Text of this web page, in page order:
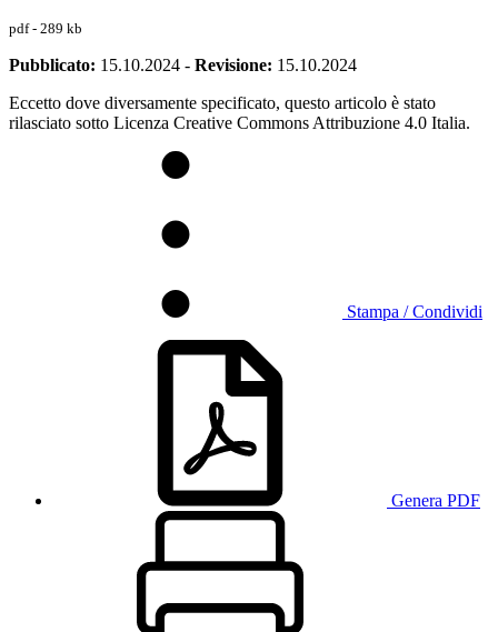
pdf - 289 kb
Pubblicato: 15.10.2024 - Revisione: 15.10.2024
Eccetto dove diversamente specificato, questo articolo è stato
rilasciato sotto Licenza Creative Commons Attribuzione 4.0 Italia.
Stampa / Condividi
Genera PDF